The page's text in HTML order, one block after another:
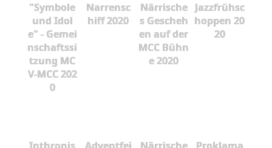
"Symbole
und Idol
e" - Gemei
nschaftssi
tzung MC
V-MCC 202
0
Narrensc
hiff 2020
Närrische
s Gescheh
en auf der
MCC Bühn
e 2020
Jazzfrühsc
hoppen 20
20